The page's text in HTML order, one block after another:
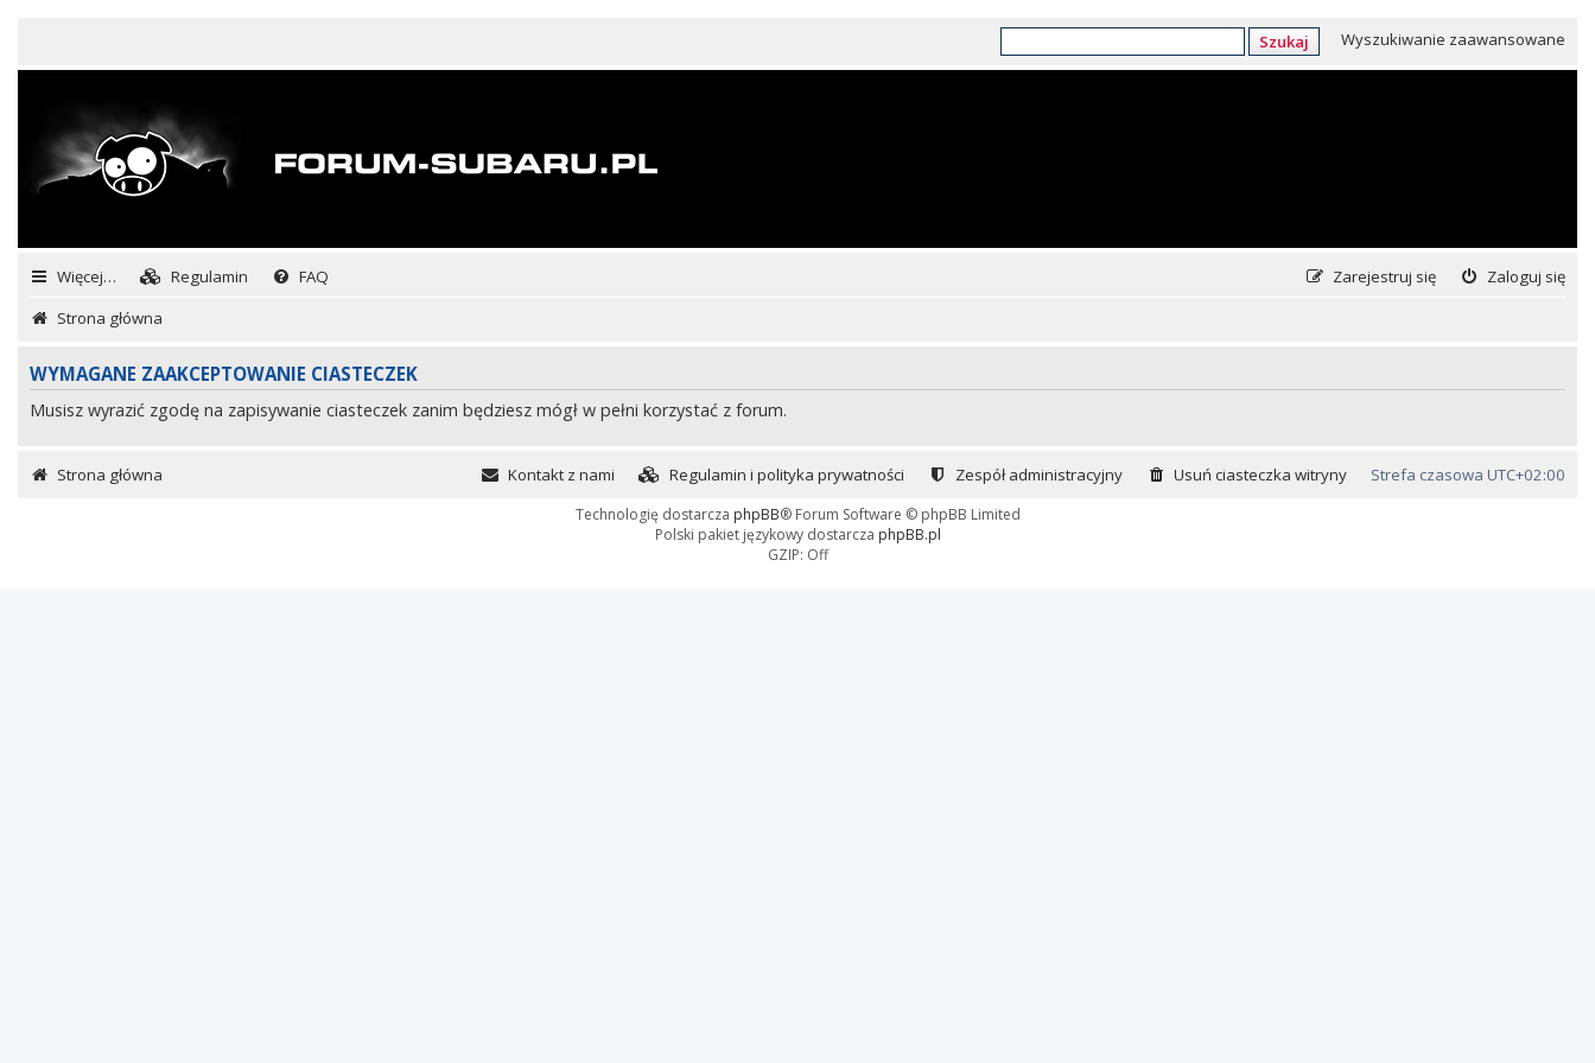
Szukaj Wyszukiwanie zaawansowane
Więcej… Regulamin FAQ Zaloguj się
Zarejestruj się
Strona główna
WYMAGANE ZAAKCEPTOWANIE CIASTECZEK
Musisz wyrazić zgodę na zapisywanie ciasteczek zanim będziesz mógł w pełni korzystać z forum.
Strona główna Strefa czasowa UTC+02:00
Usuń ciasteczka witryny
Zespół administracyjny
Regulamin i polityka prywatności
Kontakt z nami
Technologię dostarcza phpBB® Forum Software © phpBB Limited
Polski pakiet językowy dostarcza phpBB.pl
GZIP: Off